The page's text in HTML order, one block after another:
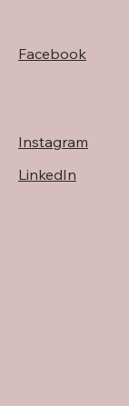
Facebook
Instagram
LinkedIn